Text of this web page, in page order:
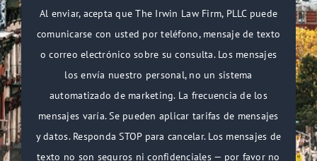
Al enviar, acepta que The Irwin Law Firm, PLLC puede
comunicarse con usted por teléfono, mensaje de texto
o correo electrónico sobre su consulta. Los mensajes
los envía nuestro personal, no un sistema
automatizado de marketing. La frecuencia de los
mensajes varía. Se pueden aplicar tarifas de mensajes
y datos. Responda STOP para cancelar. Los mensajes de
texto no son seguros ni confidenciales — por favor no